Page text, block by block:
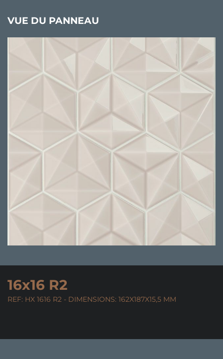
VUE DU PANNEAU
16x16 R2
REF: HX 1616 R2 - DIMENSIONS: 162X187X15,5 MM